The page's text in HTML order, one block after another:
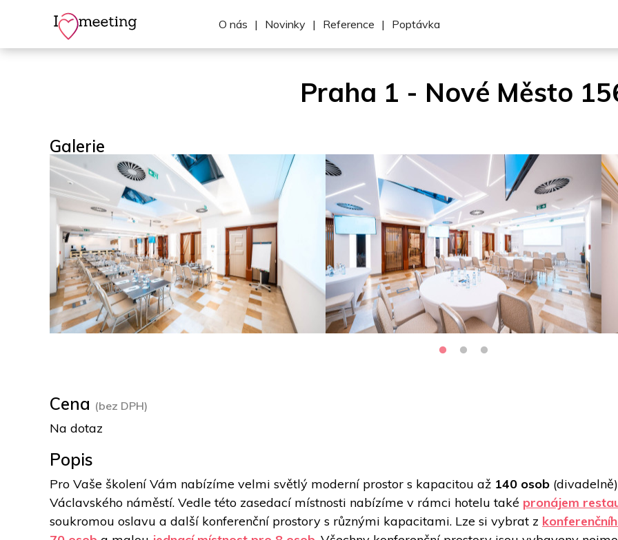
O nás | Novinky | Reference | Poptávka
Praha 1 - Nové Město
Galerie
Cena (bez DPH)
Na dotaz
Popis
Pro Vaše školení Vám nabízíme velmi světlý moderní prostor s kapacitou až 140 osob
Václavského náměstí. Vedle této zasedací místnosti nabízíme v rámci hotelu také pronájem
soukromou oslavu a další konferenční prostory s různými kapacitami. Lze si vybrat z